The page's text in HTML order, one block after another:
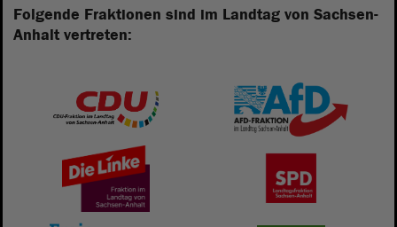
Folgende Fraktionen sind im Landtag von Sachsen-
Anhalt vertreten: